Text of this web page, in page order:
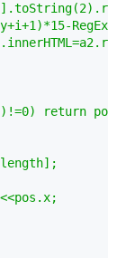
return